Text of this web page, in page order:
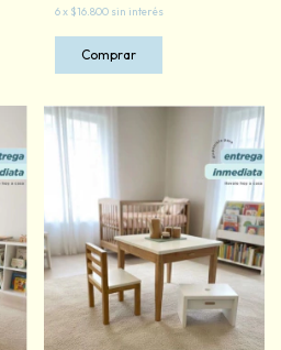
6x $16.800 sin interés
Comprar